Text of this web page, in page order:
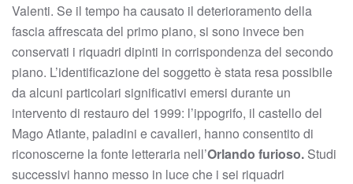
Valenti. Se il tempo ha causato il deterioramento della
fascia affrescata del primo piano, si sono invece ben
conservati i riquadri dipinti in corrispondenza del secondo
piano. L’identificazione del soggetto è stata resa possibile
da alcuni particolari significativi emersi durante un
intervento di restauro del 1999: l’ippogrifo, il castello del
Mago Atlante, paladini e cavalieri, hanno consentito di
riconoscerne la fonte letteraria nell’Orlando furioso. Studi
successivi hanno messo in luce che i sei riquadri